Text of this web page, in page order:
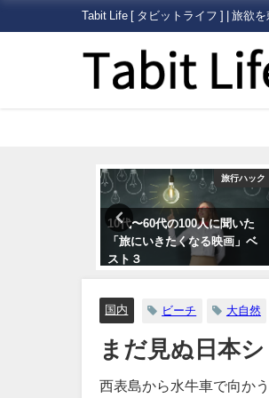
Tabit Life [ タビットライフ ] | 旅欲
オセアニア
大都市と自然。両方の魅力が
詰まった「シドニー」の観光
スポットおすすめ７選
国内 ビーチ 大自然
まだ見ぬ日本
西表島から水牛車で向か